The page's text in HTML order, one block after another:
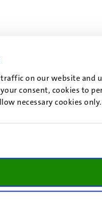
on our website and
consent, cookies to
necessary cookies